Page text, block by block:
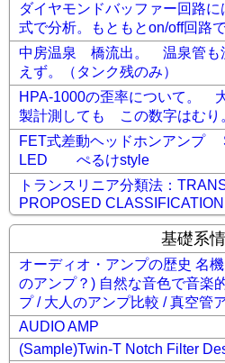
ダイヤモンドバッファー回路
式で分析。もともとon/off回路で
中房温泉 橋流出。 温泉管も
えず。（タンク残のみ）
HPA-1000の歪率について。
製計測しても この数字はむり
FET式差動ヘッドホンアンプ
LED ぺるけstyle
トランスリニア分類法：
PROPOSED CLASSIFICATION
基礎系
オーディオ・アンプの歴史 名
のアンプ？) 自然な音色で音楽
プ / 大人のアンプ比較 / 真空管
AUDIO AMP
(Sample)Twin-T Notch Filter